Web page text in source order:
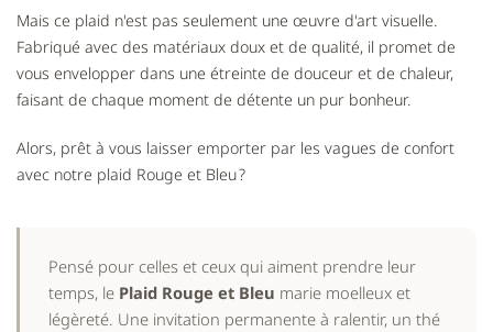
Mais ce plaid n'est pas seulement une œuvre d'art visuelle.
Fabriqué avec des matériaux doux et de qualité, il promet de
vous envelopper dans une étreinte de douceur et de chaleur,
faisant de chaque moment de détente un pur bonheur.
Alors, prêt à vous laisser emporter par les vagues de confort
avec notre plaid Rouge et Bleu ?
Pensé pour celles et ceux qui aiment prendre leur
temps, le Plaid Rouge et Bleu marie moelleux et
légèreté. Une invitation permanente à ralentir, un thé